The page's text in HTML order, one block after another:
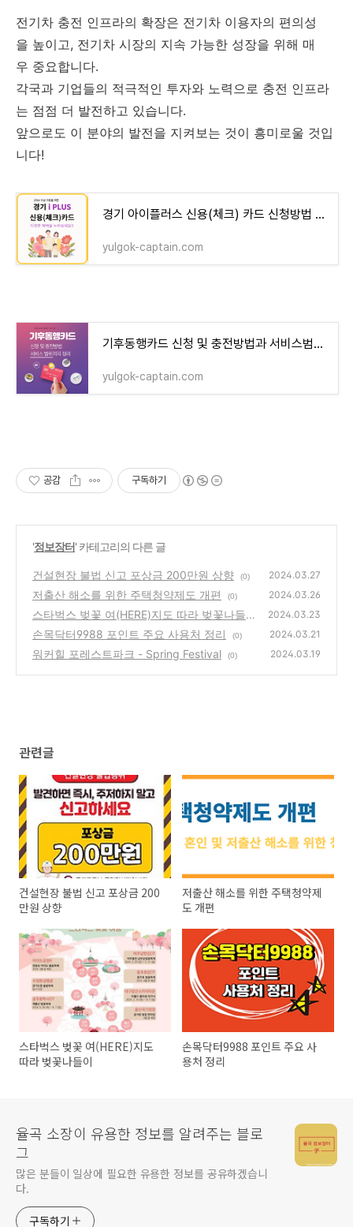
전기차 충전 인프라의 확장은 전기차 이용자의 편의성
을 높이고, 전기차 시장의 지속 가능한 성장을 위해 매
우 중요합니다.
각국과 기업들의 적극적인 투자와 노력으로 충전 인프라
는 점점 더 발전하고 있습니다.
앞으로도 이 분야의 발전을 지켜보는 것이 흥미로울 것입
니다!
경기 아이플러스 신용(체크) 카드 신청방법 및 혜택 확인해보세요 - 율곡 정보장터
yulgok-captain.com
기후동행카드 신청 및 충전방법과 서비스범위 - 율곡 정보장터
yulgok-captain.com
공감 구독하기
'정보장터' 카테고리의 다른 글
건설현장 불법 신고 포상금 200만원 상향 (0) 2024.03.27
저출산 해소를 위한 주택청약제도 개편 (0) 2024.03.26
스타벅스 벚꽃 여(HERE)지도 따라 벚꽃나들이
(0)
2024.03.23
손목닥터9988 포인트 주요 사용처 정리 (0) 2024.03.21
워커힐 포레스트파크 - Spring Festival (0) 2024.03.19
관련글
건설현장 불법 신고 포상금 200
만원 상향
저출산 해소를 위한 주택청약제
도 개편
스타벅스 벚꽃 여(HERE)지도
따라 벚꽃나들이
손목닥터9988 포인트 주요 사
용처 정리
율곡 소장이 유용한 정보를 알려주는 블로
그
많은 분들이 일상에 필요한 유용한 정보를 공유하겠습니
다.
구독하기